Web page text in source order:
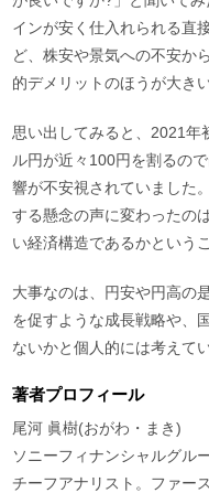
インが安く仕入れられる直
ど、株安や景気への不安か
的デメリットのほうが大き
思い出してみると、2021年
ル円が近々100円を割るの
響が不安視されていました
する懸念の声に変わったの
い経済構造であるかという
大事なのは、円安や円高の
を促すような成長戦略や、
ないかと個人的には考えて
著者プロフィール
尾河 眞樹(おがわ・まき)
ソニーフィナンシャルグル
チーフアナリスト。ファー